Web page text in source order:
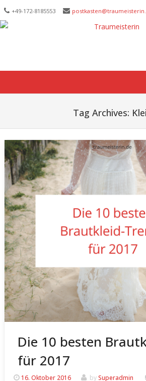
+49-172-­8185553
Tag Archives:
Die 10 besten
für 2017
16. Oktober 2016 bySuperadmin